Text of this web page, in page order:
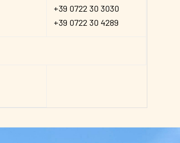
+39 0722 30 3030
+39 0722 30 4289